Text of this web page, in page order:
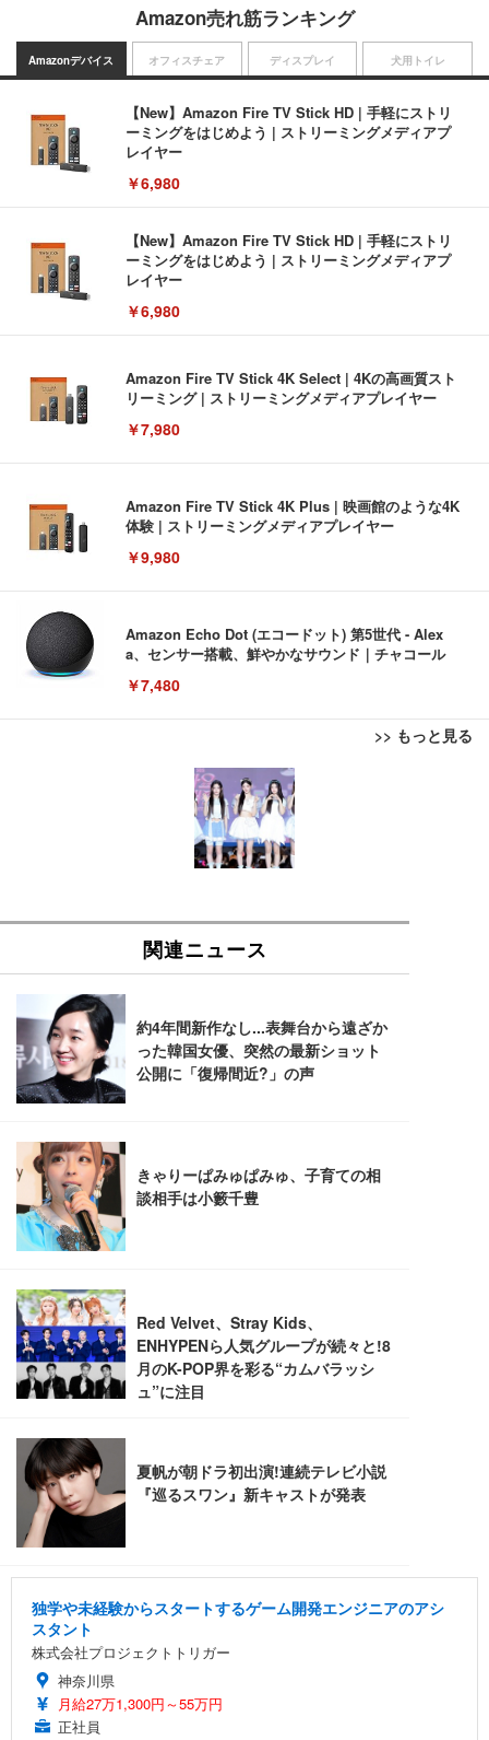
Amazon売れ筋ランキング
Amazonデバイス
【New】Amazon Fire TV Stick HD | 手軽にストリ
ーミングをはじめよう | ストリーミングメディアプ
レイヤー
￥6,980
【New】Amazon Fire TV Stick HD | 手軽にストリ
ーミングをはじめよう | ストリーミングメディアプ
レイヤー
￥6,980
Amazon Fire TV Stick 4K Select | 4Kの高画質スト
リーミング | ストリーミングメディアプレイヤー
￥7,980
Amazon Fire TV Stick 4K Plus | 映画館のような4K
体験 | ストリーミングメディアプレイヤー
￥9,980
Amazon Echo Dot (エコードット) 第5世代 - Alex
a、センサー搭載、鮮やかなサウンド｜チャコール
￥7,480
>> もっと見る
オフィスチェア
[EdoErgo] オフィスチェア 椅子 テレワーク 疲れな
い 跳ね上げ式アームレスト コンパクト 約105度ロッ
キング pc 事務椅子 360度回転 座面昇降 強化ナイロ
ン樹脂ベース 通気性メッシュ 在宅ワーク H-WY01
(黒網+黒枠+黒足)
SIHOO B100 オフィスチェア／デスクチェア メッシ
ュチェア 人間工学 疲れない ブラック
￥27,999
Sezlife オフィスチェア デスクチェア 疲れない テレ
ワーク チェア 強化バックレスト 30度ロッキング機
能 人間工学 椅子 腰サポート 90度跳ね上げ式アーム
Sezlife オフィスチェア デスクチェア 疲れない テレ
ワーク チェア 強化バックレスト 30度ロッキング機
能 人間工学 椅子 腰サポート 90度跳ね上げ式アーム
ス圧無段階昇降 360度回転 キャスター付き コンパク
ト 幅52×奥行58.5×高さ84～96cm テレワーク 在宅
勤務 ブラック
￥4,139
ディスプレイ
EIZO ビジネス向けプレミアムモニター | FlexScan
EV3240X-WT | 31.5型4K UHD・USB Type-C・ホワ
￥105,595
EV2740X-WT | 27.0型4K UHD・USB Type-C・ホワ
イト
￥109,572
【純正品】27"ゲーミングモニター DualSense 充電
フック付き（CFI-ZDM1J）
【整備済み品】Dell E2724HS 27インチ 液晶モニタ
ー フルHD（1920×1080）VA 非光沢 HDMI/DisplayP
ort/VGA スピーカー内蔵 高さ調整 スイベル VESA対
グモニター QD 24.5インチ 1ms FHD 量子ドット 残
像低減 (3年保証 | 輝点保証 | 日本メーカー)
￥34,980
犬用トイレ
Amazonベーシック ペットシーツ 薄型 レギュラー 1
回使い捨て 無香料 ホワイト 300枚
Amazonベーシック ペットシーツ 厚型 ワイド 42枚
x2袋(84枚) ホワイト(吸収面:ライトブルー)
￥3,234
ネオ・ルーライフ ネオ・オムツ L 中型犬用 26枚入
り 単品
Smart Basic(スマートベーシック) 【Amazon.co.jp
限定】 Smart Basic アイリスオーヤマ ペットシーツ
超厚型 お徳用 ワイド 100枚入 (x 1) (ケース販売)
ュラー 200枚入【Amazon.co.jp限定】
￥3,731
独学や未経験からスタートするゲーム開発エンジニアのアシ
スタント
株式会社プロジェクトトリガー
神奈川県
月給27万1,300円～55万円
正社員